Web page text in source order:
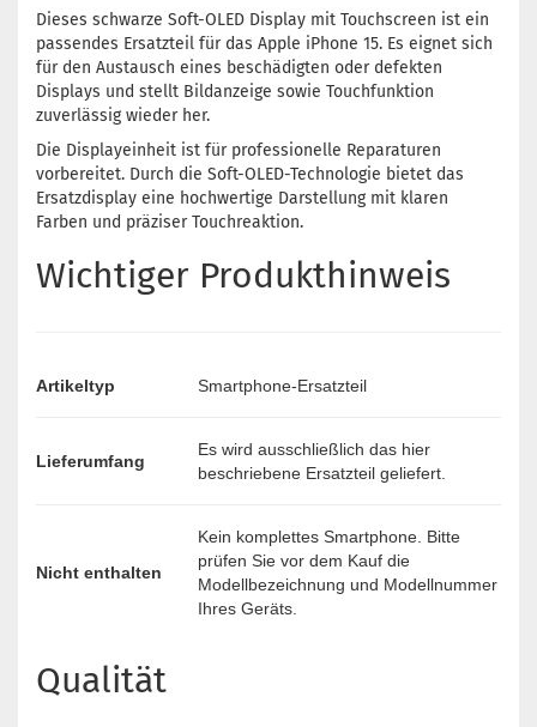
Dieses schwarze Soft-OLED Display mit Touchscreen ist ein
passendes Ersatzteil für das Apple iPhone 15. Es eignet sich
für den Austausch eines beschädigten oder defekten
Displays und stellt Bildanzeige sowie Touchfunktion
zuverlässig wieder her.
Die Displayeinheit ist für professionelle Reparaturen
vorbereitet. Durch die Soft-OLED-Technologie bietet das
Ersatzdisplay eine hochwertige Darstellung mit klaren
Farben und präziser Touchreaktion.
Wichtiger Produkthinweis
Artikeltyp Smartphone-Ersatzteil
Lieferumfang
Es wird ausschließlich das hier
beschriebene Ersatzteil geliefert.
Nicht enthalten
Kein komplettes Smartphone. Bitte
prüfen Sie vor dem Kauf die
Modellbezeichnung und Modellnummer
Ihres Geräts.
Qualität